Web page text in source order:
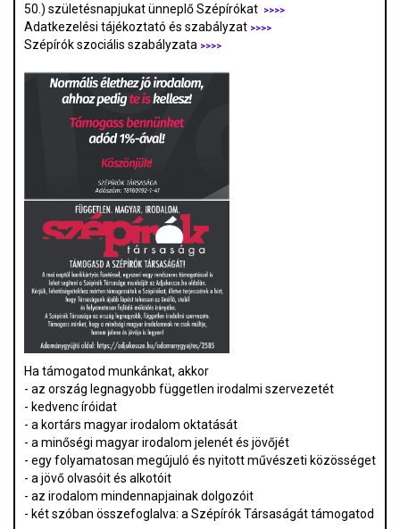
50.) születésnapjukat ünneplő Szépírókat
>>>>
Adatkezelési tájékoztató és szabályzat >>>>
Szépírók szociális szabályzata >>>>
Ha támogatod munkánkat, akkor
- az ország legnagyobb független irodalmi szervezetét
- kedvenc íróidat
- a kortárs magyar irodalom oktatását
- a minőségi magyar irodalom jelenét és jövőjét
- egy folyamatosan megújuló és nyitott művészeti közösséget
- a jövő olvasóit és alkotóit
- az irodalom mindennapjainak dolgozóit
- két szóban összefoglalva: a Szépírók Társaságát támogatod